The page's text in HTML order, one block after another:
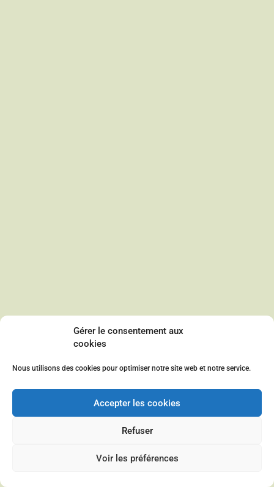
Gérer le consentement aux
cookies
Nous utilisons des cookies pour optimiser notre site web et notre service.
Accepter les cookies
Refuser
Voir les préférences